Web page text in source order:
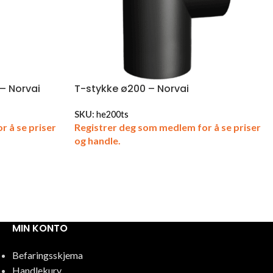
Norvai
å se priser
T-stykke ø200 – Norvai
SKU: he200ts
Registrer deg som medlem for å se priser
og handle.
MIN KONTO
Befaringsskjema
Handlekurv